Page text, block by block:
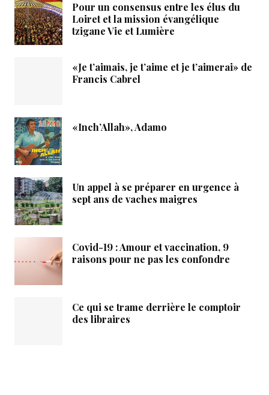
Pour un consensus entre les élus du
Loiret et la mission évangélique
tzigane Vie et Lumière
«Je t’aimais, je t’aime et je t’aimerai» de
Francis Cabrel
«Inch’Allah», Adamo
Un appel à se préparer en urgence à
sept ans de vaches maigres
Covid-19 : Amour et vaccination, 9
raisons pour ne pas les confondre
Ce qui se trame derrière le comptoir
des libraires